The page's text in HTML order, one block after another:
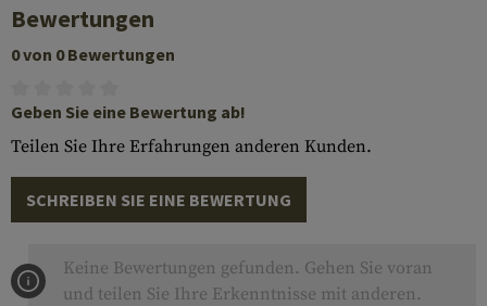
Bewertungen
0 von 0 Bewertungen
Geben Sie eine Bewertung ab!
Teilen Sie Ihre Erfahrungen anderen Kunden.
SCHREIBEN SIE EINE BEWERTUNG
Keine Bewertungen gefunden. Gehen Sie voran
und teilen Sie Ihre Erkenntnisse mit anderen.